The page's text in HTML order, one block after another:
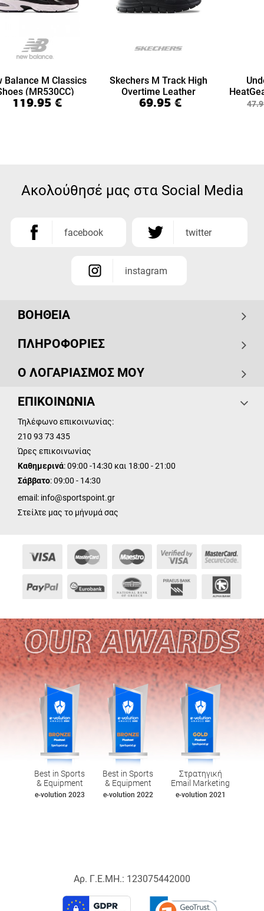
Balance M Classics
(MR530CC)
119.95 €
Skechers M Track High
Overtime Leather
(999894-BBK)
69.95 €
7/8
Ακολούθησέ μας στα Social Media
facebook twitter
instagram
ΒΟΗΘΕΙΑ
ΠΛΗΡΟΦΟΡΙΕΣ
Ο ΛΟΓΑΡΙΑΣΜΟΣ ΜΟΥ
ΕΠΙΚΟΙΝΩΝΙΑ
Τηλέφωνο επικοινωνίας:
210 93 73 435
Ώρες επικοινωνίας
Καθημερινά: 09:00 -14:30 και 18:00 - 21:00
Σάββατο: 09:00 - 14:30
email: info@sportspoint.gr
Στείλτε μας το μήνυμά σας
Best in Sports
& Equipment
e-volution 2023
Best in Sports
& Equipment
e-volution 2022
Στρατηγική
Email Marketing
e-volution 2021
Αρ. Γ.Ε.ΜΗ.: 123075442000